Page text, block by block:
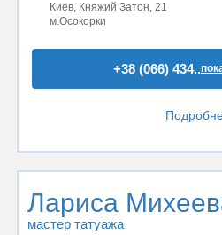
Киев, Княжий Затон, 21
м.Осокорки
+38 (066) 434..
Лариса
мастер татуажа